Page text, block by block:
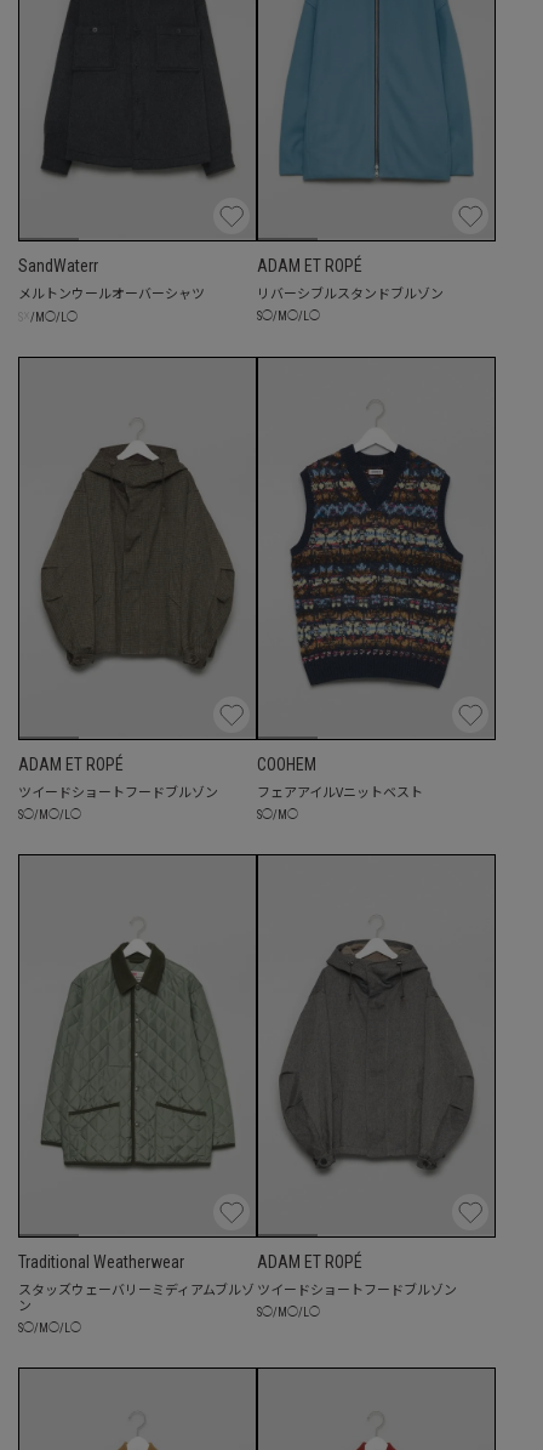
SandWaterr
メルトンウールオーバーシャツ
/ M ◯/ ◯
ADAM ET ROPÉ
リバーシブルスタンドブルゾン
S◯/ M ◯/ ◯
ADAM ET ROPÉ
ツイードショートフードブルゾン
S◯/ M ◯/ ◯
COOHEM
フェアアイルVニットベスト
S◯/ M ◯
Traditional Weatherwear
スタッズウェーバリーミディアムブルゾ
ン
S◯/ M ◯/ ◯
ADAM ET ROPÉ
ツイードショートフードブルゾン
S◯/ M ◯/ ◯